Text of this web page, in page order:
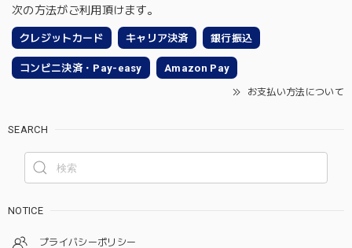
次の方法がご利用頂けます。
クレジットカード キャリア決済 銀行振込
コンビニ決済・Pay-easy Amazon Pay
お支払い方法について
SEARCH
NOTICE
プライバシーポリシー